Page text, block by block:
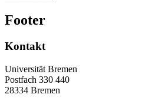
Footer
Kontakt
Universität Bremen
Postfach 330 440
28334 Bremen